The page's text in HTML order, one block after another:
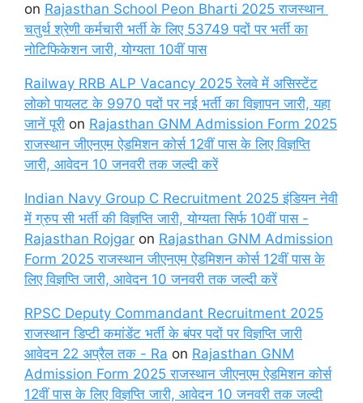
on Rajasthan School Peon Bharti 2025 राजस्थान
चतुर्थ श्रेणी कर्मचारी भर्ती के लिए 53749 पदों पर भर्ती का
नोटिफिकेशन जारी, योग्यता 10वीं पास
Railway RRB ALP Vacancy 2025 रेलवे में असिस्टेंट
लोको पायलट के 9970 पदों पर नई भर्ती का विज्ञापन जारी, यहा
जानें पूरी on Rajasthan GNM Admission Form 2025
राजस्थान जीएनएम ऐडमिशन कोर्स 12वीं पास के लिए विज्ञप्ति
जारी, आवेदन 10 जनवरी तक जल्दी करें
Indian Navy Group C Recruitment 2025 इंडियन नेवी
में ग्रुप सी भर्ती की विज्ञप्ति जारी, योग्यता सिर्फ 10वीं पास -
Rajasthan Rojgar on Rajasthan GNM Admission
Form 2025 राजस्थान जीएनएम ऐडमिशन कोर्स 12वीं पास के
लिए विज्ञप्ति जारी, आवेदन 10 जनवरी तक जल्दी करें
RPSC Deputy Commandant Recruitment 2025
राजस्थान डिप्टी कमांडेंट भर्ती के बंपर पदों पर विज्ञप्ति जारी
आवेदन 22 अप्रैल तक - Ra on Rajasthan GNM
Admission Form 2025 राजस्थान जीएनएम ऐडमिशन कोर्स
12वीं पास के लिए विज्ञप्ति जारी, आवेदन 10 जनवरी तक जल्दी